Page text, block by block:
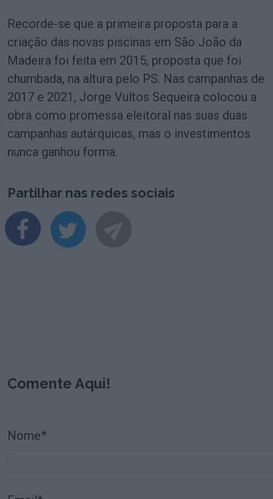
Recorde-se que a primeira proposta para a
criação das novas piscinas em São João da
Madeira foi feita em 2015, proposta que foi
chumbada, na altura pelo PS. Nas campanhas de
2017 e 2021, Jorge Vultos Sequeira colocou a
obra como promessa eleitoral nas suas duas
campanhas autárquicas, mas o investimentos
nunca ganhou forma.
Partilhar nas redes sociais
Comente Aqui!
Nome*